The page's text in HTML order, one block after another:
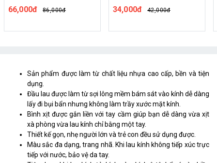
lưu hương lâu hơn
34,000đ 42,000đ
tiện lợi
102,000đ 126,000đ
Sản phẩm được làm từ chất liệu nhựa cao cấp, bền và tiện
dụng.
Đầu lau được làm từ sợi lông mềm bám sát vào kính dễ dàng
lấy đi bụi bẩn nhưng không làm trầy xước mặt kính.
Bình xịt được gắn liền với tay cầm giúp bạn dễ dàng vừa xịt
xà phòng vừa lau kính chỉ bằng một tay.
Thiết kế gọn, nhẹ người lớn và trẻ con đều sử dụng được.
Màu sắc đa dạng, trang nhã. Khi lau kính không tiếp xúc trực
tiếp với nước, bảo vệ da tay.